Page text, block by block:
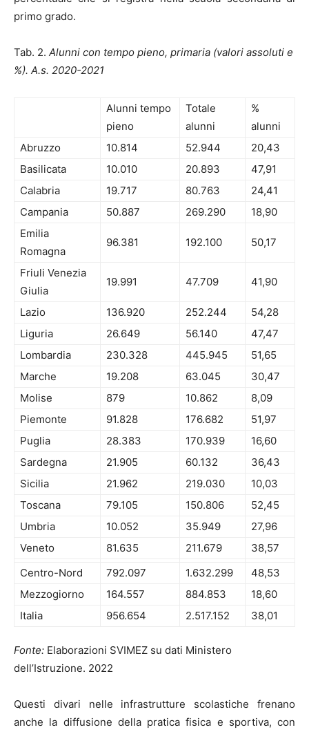
primo grado.
Tab. 2. Alunni con tempo pieno, primaria (valori assoluti e
%). A.s. 2020-2021
Alunni tempo
pieno
Totale
alunni
%
alunni
Abruzzo
10.814 52.944
20,43
Basilicata
10.010 20.893
47,91
Calabria
19.717 80.763
24,41
Campania
50.887 269.290
18,90
Emilia
Romagna
96.381 192.100 50,17
Friuli Venezia
Giulia
19.991 47.709 41,90
Lazio 136.920 252.244
54,28
Liguria
26.649 56.140
47,47
Lombardia
230.328 445.945
51,65
Marche
19.208 63.045
30,47
Molise
879 10.862
8,09
Piemonte
91.828 176.682
51,97
Puglia
28.383 170.939
16,60
Sardegna
21.905 60.132
36,43
Sicilia
21.962 219.030
10,03
Toscana
79.105 150.806
52,45
Umbria
10.052 35.949
27,96
Veneto
81.635 211.679
38,57
Centro-Nord
792.097 1.632.299
48,53
Mezzogiorno
164.557 884.853
18,60
Italia
956.654 2.517.152 38,01
Fonte: Elaborazioni SVIMEZ su dati Ministero
dell’Istruzione. 2022
Questi divari nelle infrastrutture scolastiche frenano
anche la diffusione della pratica fisica e sportiva, con